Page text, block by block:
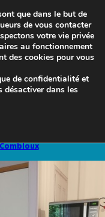
que dans le but de
de vous contacter
votre vie privée
au fonctionnement
des cookies pour vous
de confidentialité et
désactiver dans les